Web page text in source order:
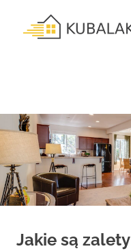
content
Jakie są